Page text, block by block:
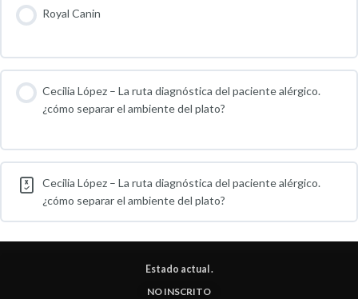
Royal Canin
Cecilia López – La ruta diagnóstica del paciente alérgico.
¿cómo separar el ambiente del plato?
Cecilia López – La ruta diagnóstica del paciente alérgico.
¿cómo separar el ambiente del plato?
Estado actual .
NO INSCRITO